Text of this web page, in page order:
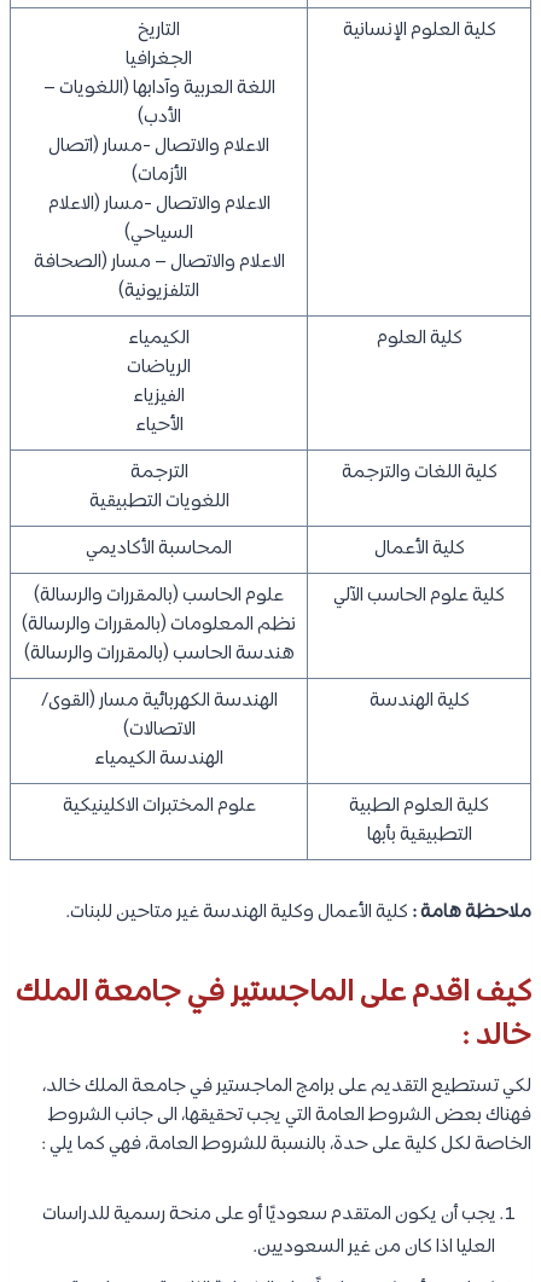
كلية العلوم الإنسانية
التاريخ
الجغرافيا
اللغة العربية وآدابها (اللغويات –
الأدب)
الاعلام والاتصال -مسار (اتصال
الأزمات)
الاعلام والاتصال -مسار (الاعلام
السياحي)
الاعلام والاتصال – مسار (الصحافة
التلفزيونية)
كلية العلوم
الكيمياء
الرياضات
الفيزياء
الأحياء
كلية اللغات والترجمة
الترجمة
اللغويات التطبيقية
كلية الأعمال
المحاسبة الأكاديمي
كلية علوم الحاسب الآلي
علوم الحاسب (بالمقررات والرسالة)
نظم المعلومات (بالمقررات والرسالة)
هندسة الحاسب (بالمقررات والرسالة)
كلية الهندسة
الهندسة الكهربائية مسار (القوى/
الاتصالات)
الهندسة الكيمياء
كلية العلوم الطبية
التطبيقية بأبها
علوم المختبرات الاكلينيكية
ملاحظة هامة : كلية الأعمال وكلية الهندسة غير متاحين للبنات.
كيف اقدم على الماجستير في جامعة الملك
خالد :
لكي تستطيع التقديم على برامج الماجستير في جامعة الملك خالد،
فهناك بعض الشروط العامة التي يجب تحقيقها، الى جانب الشروط
الخاصة لكل كلية على حدة، بالنسبة للشروط العامة، فهي كما يلي :
يجب أن يكون المتقدم سعوديًا أو على منحة رسمية للدراسات
العليا اذا كان من غير السعوديين.